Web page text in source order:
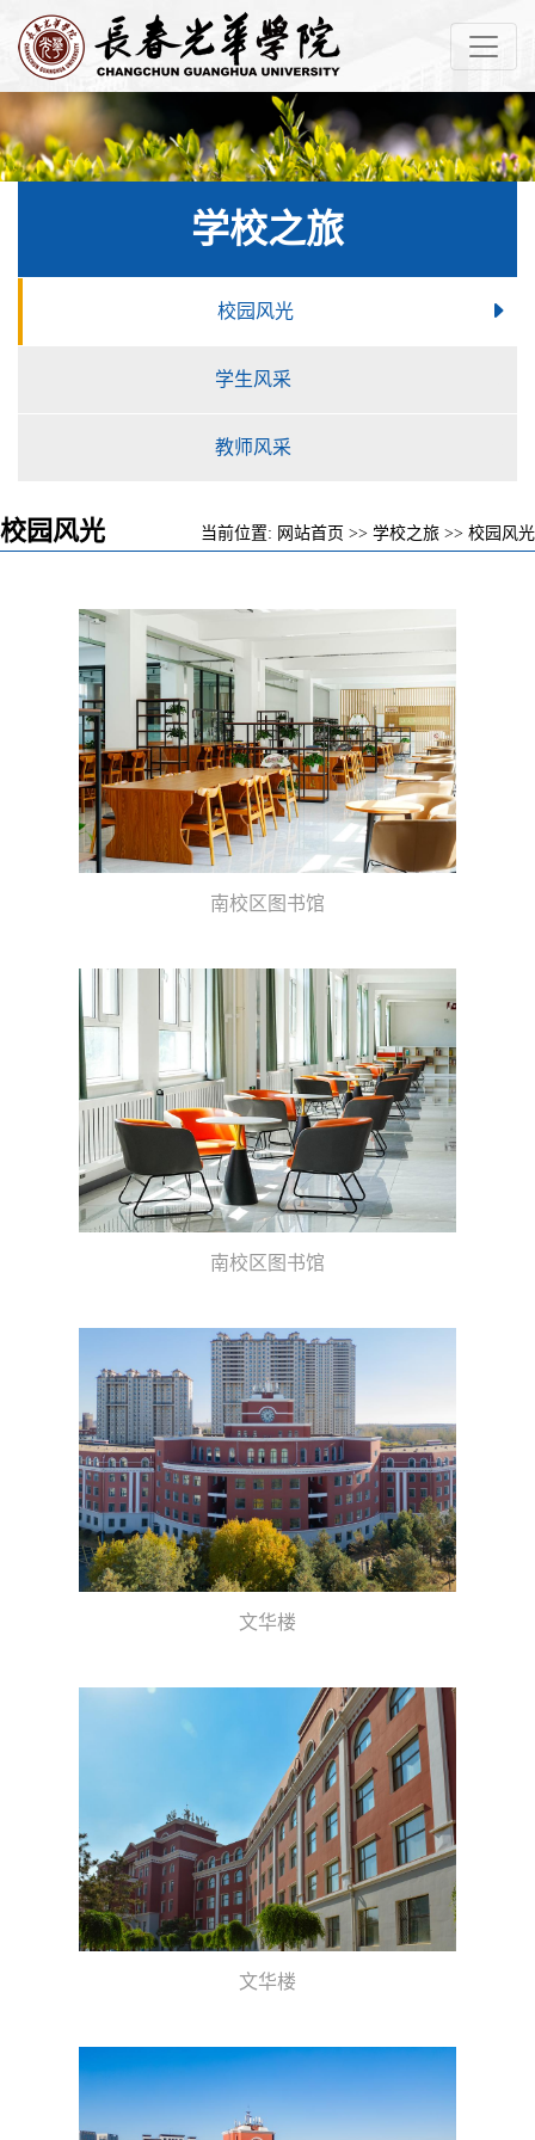
学校之旅
校园风光
学生风采
教师风采
校园风光 当前位置: 网站首页 >> 学校之旅 >> 校园风光
南校区图书馆
南校区图书馆
文华楼
文华楼